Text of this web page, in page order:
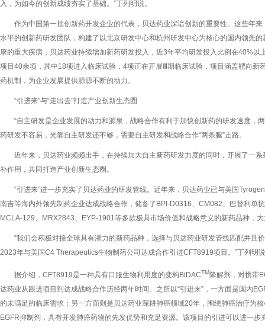
入，为如今的创新成绩夯实了基础。”丁列明说。
作为中国第一批创新药开发企业的代表，贝达药业深谙创新的重要性。这些年
水平的创新药研发团队，构建了以北京研发中心和杭州研发中心为核心的国内领先
康的重大疾病，贝达药业持续增加新药研发投入，近3年平均研发投入比例在40%以
项目40余项，其中18项进入临床试验，4项正在开展Ⅲ期临床试验，项目涵盖靶向新
药机制，为企业发展提供源源不断的动力。
“引进来”与“走出去”打造产业创新生态圈
“自主研发是企业发展的动力和源泉，战略合作有利于加快创新药的研发速度，
药研发不容易，光靠自主研发还不够，需要自主研发和战略合作“两条腿”走路。
近年来，贝达药业频频出手，在持续加大自主新药研发力度的同时，开展了一
补作用，共同打造产业创新生态圈。
“引进来”进一步充实了贝达药业的研发管线。近年来，贝达药业已与美国
南吉等海内外领先制药企业达成战略合作，储备了BPI-D0316、CM082、巴替利单
MCLA-129、MRX2843、EYP-1901等多款极具市场价值和战略意义的新药品种，
“我们会积极对接全球具有潜力的新药品种，选择与贝达药业研发管线匹配并且
2023年与美国C4 Therapeutics生物制药公司达成合作引进CFT8919项目。”丁列明
据介绍，CFT8919是一种具有口服生物利用度的变构BiDACTM降解剂，对携带
达药业从跟进项目到达成战略合作历经两年时间。之所以“引进来”，一方面是国内
的未满足的临床需求；另一方面则是贝达药业深耕肺癌领域20年，围绕肺癌治疗为
EGFR抑制剂，具有开发肺癌药物的先发优势和充足资源。该项目的引进可以进一